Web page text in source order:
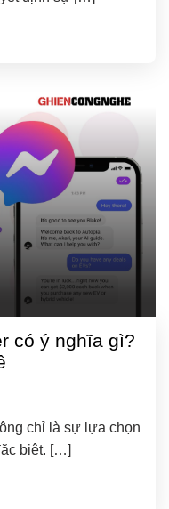
có ý nghĩa gì?
chỉ là sự lựa chọn
biệt. […]